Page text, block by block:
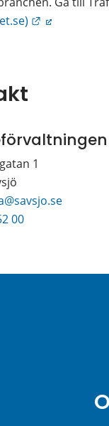
Länk till
1
00